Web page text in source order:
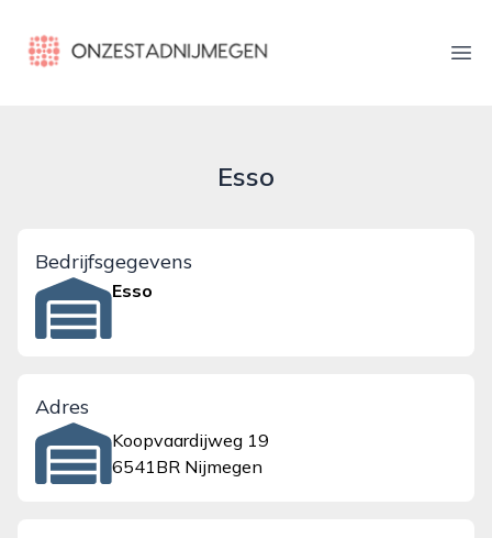
onzestadnijmegen.nl
Esso
Bedrijfsgegevens
Esso
Adres
Koopvaardijweg 19
6541BR Nijmegen